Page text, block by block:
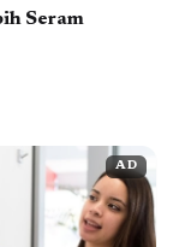
Seram
AD